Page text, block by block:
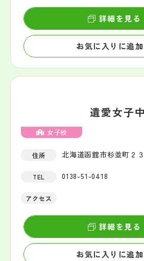
お気に入りに追
詳細を見る
女子校
遺愛女子
住所 北海道函館市杉並町２
TEL 0138-51-0418
アクセス
お気に入りに追
詳細を見る